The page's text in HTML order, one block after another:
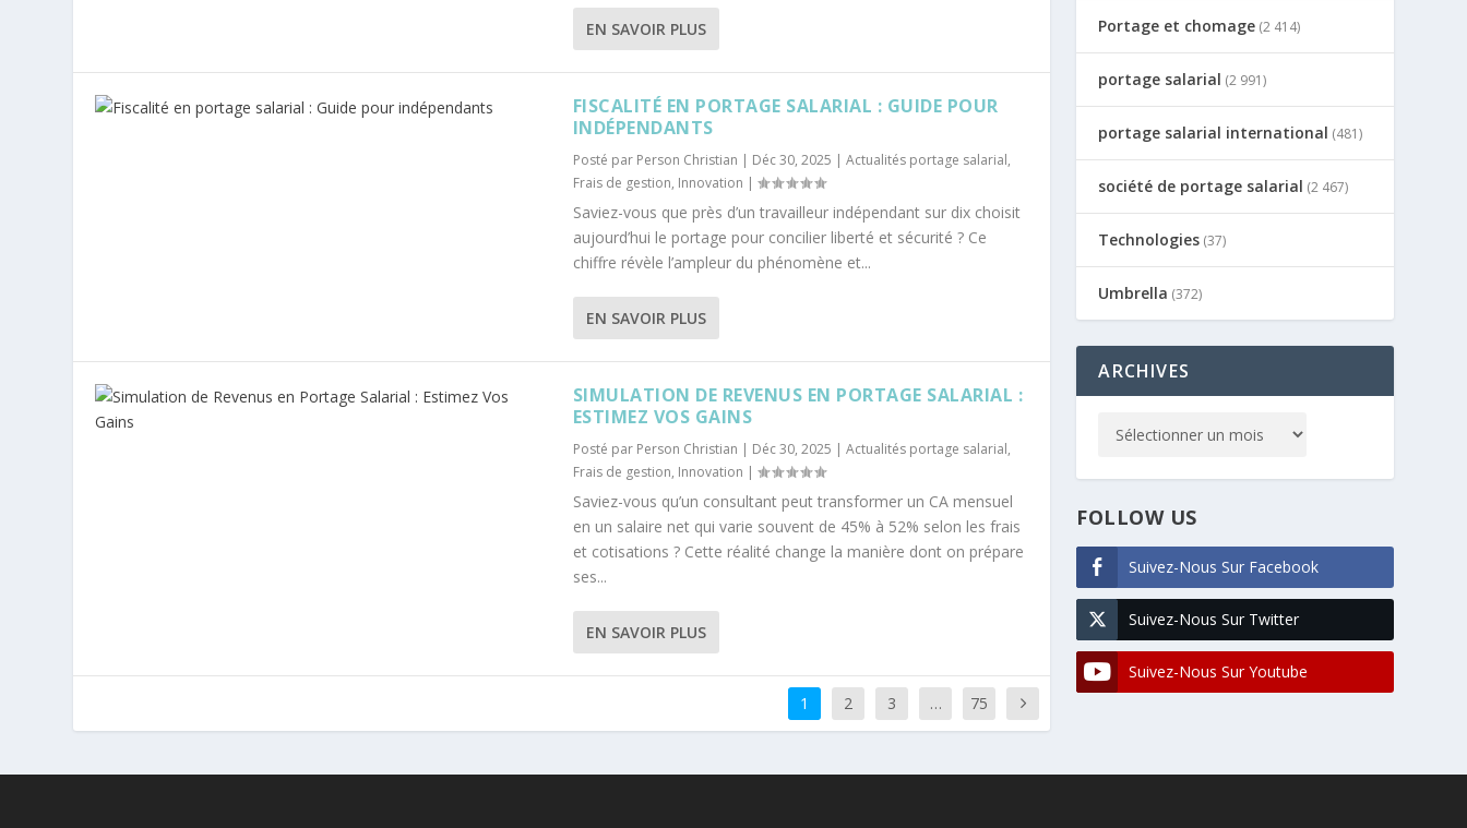
EN SAVOIR PLUS
FISCALITÉ EN PORTAGE SALARIAL : GUIDE POUR
INDÉPENDANTS
Posté par Person Christian | Déc 30, 2025 | Actualités portage salarial,
Frais de gestion, Innovation |
Saviez-vous que près d’un travailleur indépendant sur dix choisit
aujourd’hui le portage pour concilier liberté et sécurité ? Ce
chiffre révèle l’ampleur du phénomène et...
EN SAVOIR PLUS
SIMULATION DE REVENUS EN PORTAGE SALARIAL :
ESTIMEZ VOS GAINS
Posté par Person Christian | Déc 30, 2025 | Actualités portage salarial,
Frais de gestion, Innovation |
Saviez-vous qu’un consultant peut transformer un CA mensuel
en un salaire net qui varie souvent de 45% à 52% selon les frais
et cotisations ? Cette réalité change la manière dont on prépare
ses...
EN SAVOIR PLUS
1 2 3 … 75
Portage et chomage (2 414)
portage salarial (2 991)
portage salarial international (481)
société de portage salarial (2 467)
Technologies (37)
Umbrella (372)
ARCHIVES
FOLLOW US
Suivez-Nous Sur Facebook
Suivez-Nous Sur Twitter
Suivez-Nous Sur Youtube